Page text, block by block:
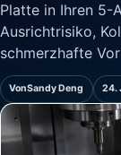
Platte in Ihren 5-
Ausrichtrisiko,
schmerzhafte
VonSandy Deng 24.